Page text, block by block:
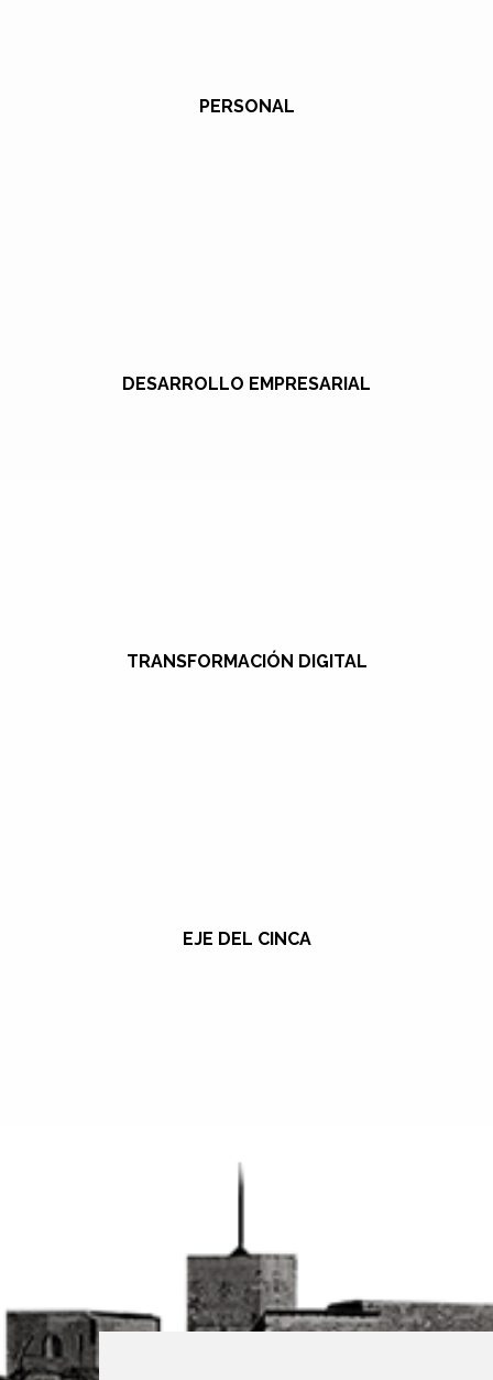
PERSONAL
DESARROLLO EMPRESARIAL
TRANSFORMACIÓN DIGITAL
EJE DEL CINCA